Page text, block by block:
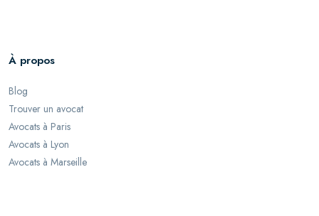
À propos
Blog
Trouver un avocat
Avocats à Paris
Avocats à Lyon
Avocats à Marseille